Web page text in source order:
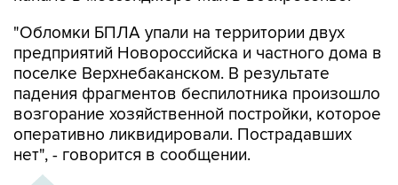
"Обломки БПЛА упали на территории двух
предприятий Новороссийска и частного дома в
поселке Верхнебаканском. В результате
падения фрагментов беспилотника произошло
возгорание хозяйственной постройки, которое
оперативно ликвидировали. Пострадавших
нет", - говорится в сообщении.